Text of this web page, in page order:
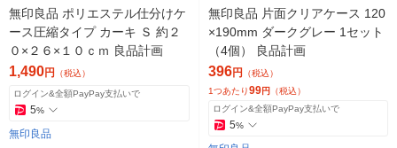
無印良品 ポリエステル仕分けケ
ース圧縮タイプ カーキ Ｓ 約２
０×２６×１０ｃｍ 良品計画
1,490円 （税込）
ログイン&全額PayPay支払いで
5%
無印良品
無印良品 片面クリアケース 120
×190mm ダークグレー 1セット
（4個） 良品計画
396円 （税込）
1つあたり99円 （税込）
ログイン&全額PayPay支払いで
5%